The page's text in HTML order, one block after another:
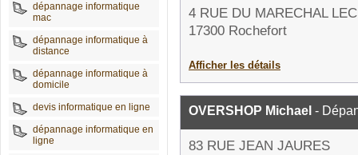
dépannage informatique
mac
dépannage informatique à
distance
dépannage informatique à
domicile
devis informatique en ligne
dépannage informatique en
ligne
4 RUE DU MARECHAL
17300 Rochefort
Afficher les détails
OVERSHOP Michael -
83 RUE JEAN JAURES